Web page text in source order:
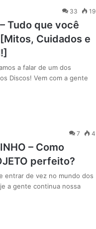
33 19
Tudo que você
Cuidados e
a falar de um dos
Discos! Vem com a gente
7 4
– Como
perfeito?
entrar de vez no mundo dos
a gente continua nossa